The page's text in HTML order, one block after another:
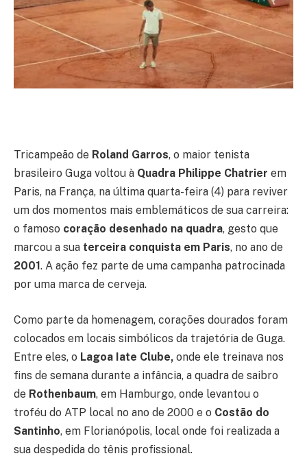
Tricampeão de Roland Garros, o maior tenista
brasileiro Guga voltou à Quadra Philippe Chatrier em
Paris, na França, na última quarta-feira (4) para reviver
um dos momentos mais emblemáticos de sua carreira:
o famoso coração desenhado na quadra, gesto que
marcou a sua terceira conquista em Paris, no ano de
2001. A ação fez parte de uma campanha patrocinada
por uma marca de cerveja.
Como parte da homenagem, corações dourados foram
colocados em locais simbólicos da trajetória de Guga.
Entre eles, o Lagoa Iate Clube, onde ele treinava nos
fins de semana durante a infância, a quadra de saibro
de Rothenbaum, em Hamburgo, onde levantou o
troféu do ATP local no ano de 2000 e o Costão do
Santinho, em Florianópolis, local onde foi realizada a
sua despedida do tênis profissional.